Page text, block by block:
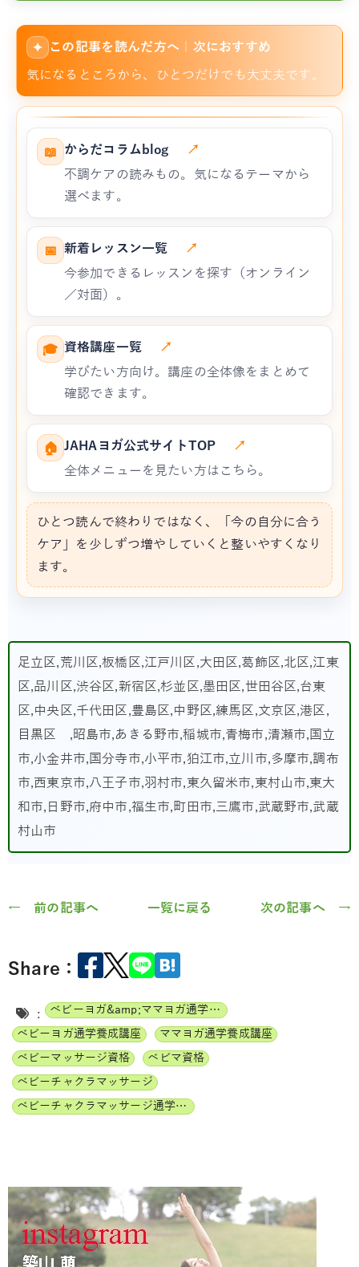
✦ この記事を読んだ方へ｜次におすすめ
気になるところから、ひとつだけでも大丈夫です。
📖 からだコラムblog
↗
不調ケアの読みもの。気になるテーマから
選べます。
📅 新着レッスン一覧
↗
今参加できるレッスンを探す（オンライン
／対面）。
🎓 資格講座一覧
↗
学びたい方向け。講座の全体像をまとめて
確認できます。
🏠 JAHAヨガ公式サイトTOP
↗
全体メニューを見たい方はこちら。
ひとつ読んで終わりではなく、「今の自分に合う
ケア」を少しずつ増やしていくと整いやすくなり
ます。
足立区,荒川区,板橋区,江戸川区,大田区,葛飾区,北区,江東
区,品川区,渋谷区,新宿区,杉並区,墨田区,世田谷区,台東
区,中央区,千代田区,豊島区,中野区,練馬区,文京区,港区,
目黒区 ,昭島市,あきる野市,稲城市,青梅市,清瀬市,国立
市,小金井市,国分寺市,小平市,狛江市,立川市,多摩市,調布
市,西東京市,八王子市,羽村市,東久留米市,東村山市,東大
和市,日野市,府中市,福生市,町田市,三鷹市,武蔵野市,武蔵
村山市
← 前の記事へ 一覧に戻る 次の記事へ →
Share：
:
ベビーヨガ&amp;ママヨガ通学養成講座
ベビーヨガ通学養成講座
ママヨガ通学養成講座
ベビーマッサージ資格
ベビマ資格
ベビーチャクラマッサージ
ベビーチャクラマッサージ通学養成講座